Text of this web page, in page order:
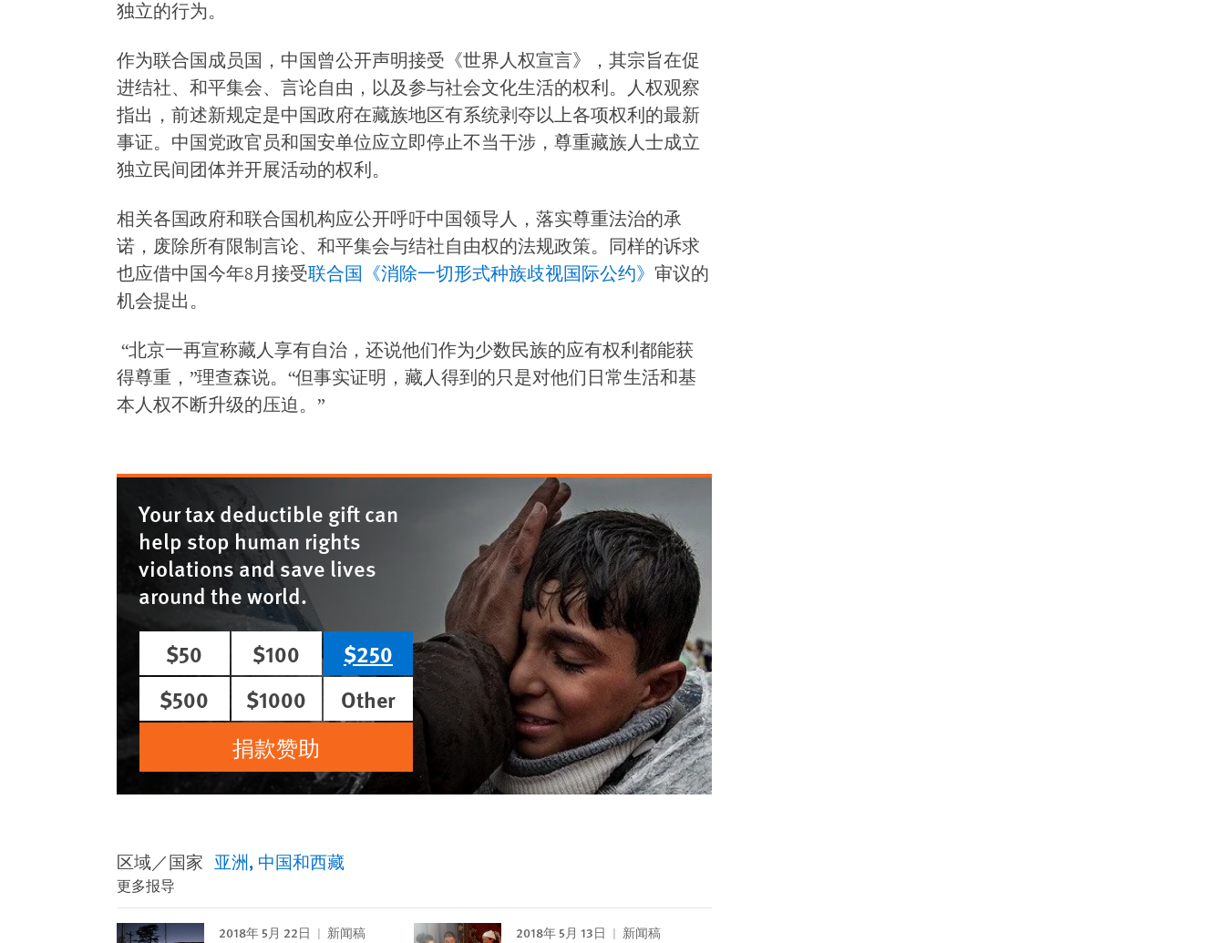
独立的行为。
作为联合国成员国，中国曾公开声明接受《世界人权宣言》，其宗旨在促
进结社、和平集会、言论自由，以及参与社会文化生活的权利。人权观察
指出，前述新规定是中国政府在藏族地区有系统剥夺以上各项权利的最新
事证。中国党政官员和国安单位应立即停止不当干涉，尊重藏族人士成立
独立民间团体并开展活动的权利。
相关各国政府和联合国机构应公开呼吁中国领导人，落实尊重法治的承
诺，废除所有限制言论、和平集会与结社自由权的法规政策。同样的诉求
也应借中国今年8月接受联合国《消除一切形式种族歧视国际公约》 审议的
机会提出。
“北京一再宣称藏人享有自治，还说他们作为少数民族的应有权利都能获
得尊重，”理查森说。“但事实证明，藏人得到的只是对他们日常生活和基
本人权不断升级的压迫。”
Your tax deductible gift can
help stop human rights
violations and save lives
around the world.
$50
$100
$250
$500
$1000
Other
捐款赞助
区域／国家 亚洲 中国和西藏
更多报导
2018年 5月 22日 新闻稿 2018年 5月 13日 新闻稿